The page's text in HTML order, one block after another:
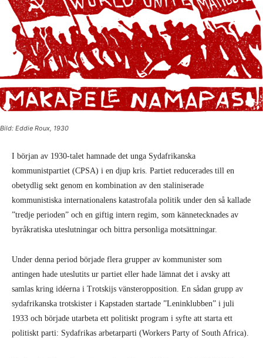
Bild: Eddie Roux, 1930
I början av 1930-talet hamnade det unga Sydafrikanska
kommunistpartiet (CPSA) i en djup kris. Partiet reducerades till en
obetydlig sekt genom en kombination av den staliniserade
kommunistiska internationalens katastrofala politik under den så kallade
”tredje perioden” och en giftig intern regim, som kännetecknades av
byråkratiska uteslutningar och bittra personliga motsättningar.
Under denna period började flera grupper av kommunister som
antingen hade uteslutits ur partiet eller hade lämnat det i avsky att
samlas kring idéerna i Trotskijs vänsteropposition. En sådan grupp av
sydafrikanska trotskister i Kapstaden startade ”Leninklubben” i juli
1933 och började utarbeta ett politiskt program i syfte att starta ett
politiskt parti: Sydafrikas arbetarparti (Workers Party of South Africa).